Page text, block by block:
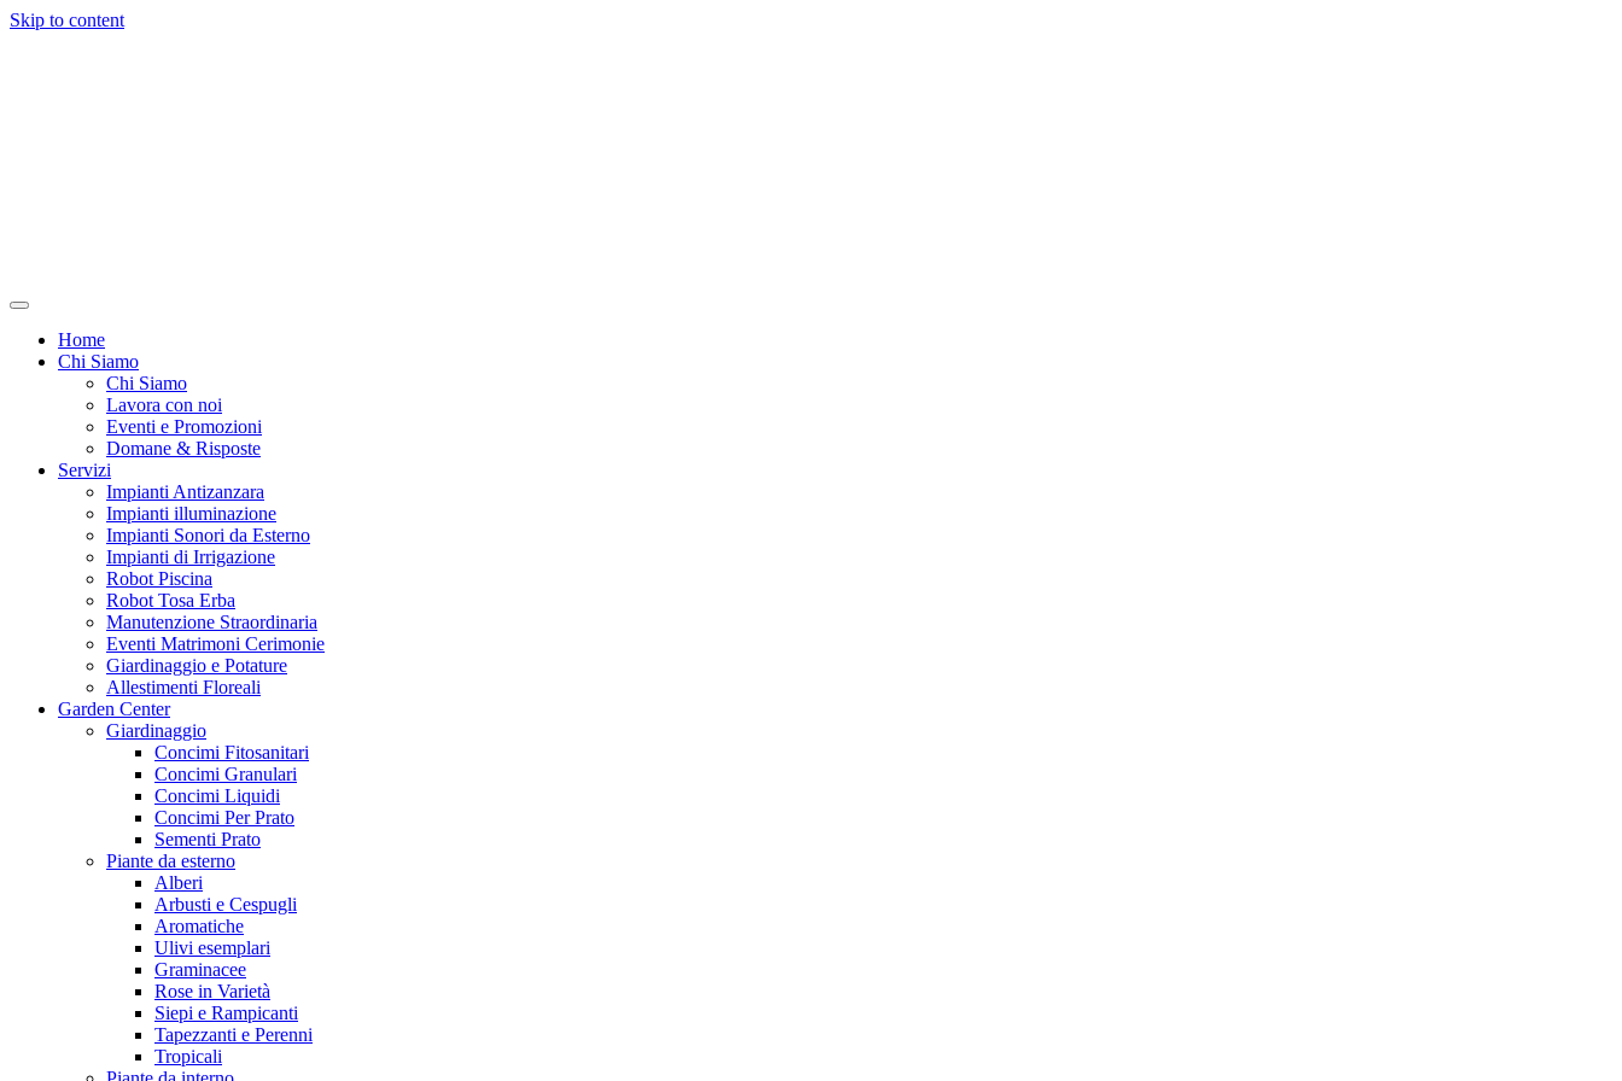
Skip to content
Home
Chi Siamo
Chi Siamo
Lavora con noi
Eventi e Promozioni
Domane & Risposte
Servizi
Impianti Antizanzara
Impianti illuminazione
Impianti Sonori da Esterno
Impianti di Irrigazione
Robot Piscina
Robot Tosa Erba
Manutenzione Straordinaria
Eventi Matrimoni Cerimonie
Giardinaggio e Potature
Allestimenti Floreali
Garden Center
Giardinaggio
Concimi Fitosanitari
Concimi Granulari
Concimi Liquidi
Concimi Per Prato
Sementi Prato
Piante da esterno
Alberi
Arbusti e Cespugli
Aromatiche
Ulivi esemplari
Graminacee
Rose in Varietà
Siepi e Rampicanti
Tapezzanti e Perenni
Tropicali